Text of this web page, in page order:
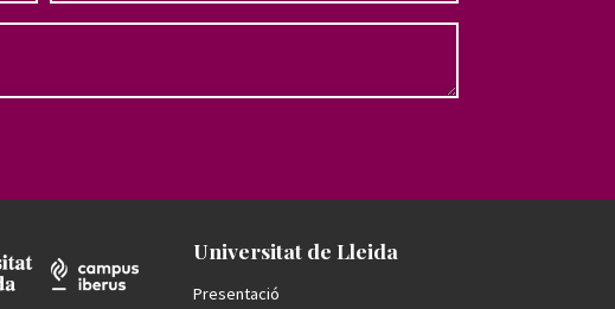
Universitat de Lleida
Presentació